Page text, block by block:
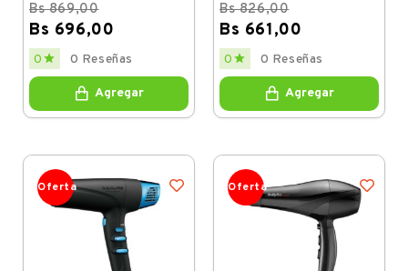
Bs 869,00
Bs 696,00
Regular
price
Price
0  0 Reseñas
Agregar
Bs 826,00
Bs 661,00
Regular
price
Price
0  0 Reseñas
Agregar
Oferta Oferta